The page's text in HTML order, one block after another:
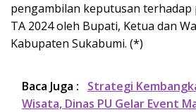
pengambilan keputusan terhadap
TA 2024 oleh Bupati, Ketua dan
Kabupaten Sukabumi. (*)
Baca Juga :
Strategi
Wisata, Dinas PU Gelar Event